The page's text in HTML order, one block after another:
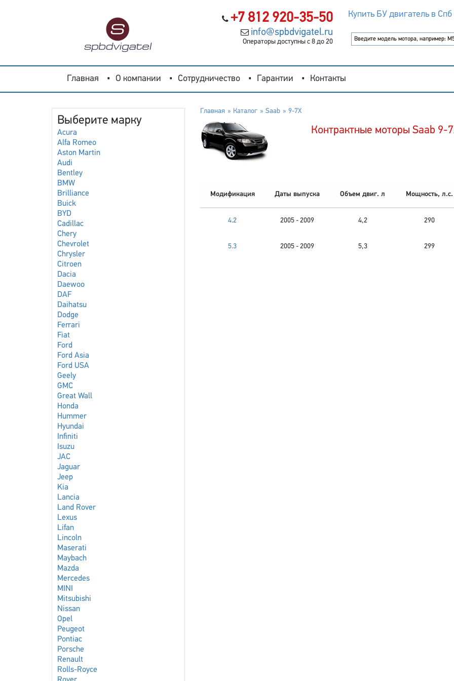
+7 812 920-35-50
info@spbdvigatel.ru
Операторы доступны с 8 до 20
Купить БУ двигатель в Спб
Главная О компании Сотрудничество Гарантии Контакты
Выберите марку
Acura
Alfa Romeo
Aston Martin
Audi
Bentley
BMW
Brilliance
Buick
BYD
Cadillac
Chery
Chevrolet
Chrysler
Citroen
Dacia
Daewoo
DAF
Daihatsu
Dodge
Ferrari
Fiat
Ford
Ford Asia
Ford USA
Geely
GMC
Great Wall
Honda
Hummer
Hyundai
Infiniti
Isuzu
JAC
Jaguar
Jeep
Kia
Lancia
Land Rover
Lexus
Lifan
Lincoln
Maserati
Maybach
Mazda
Mercedes
MINI
Mitsubishi
Nissan
Opel
Peugeot
Pontiac
Porsche
Renault
Rolls-Royce
Главная Каталог Saab 9-7X
Контрактные моторы Saab 9-
Модификация Даты выпуска Объем двиг. л Мощность, л.с.
4.2 2005 - 2009 4,2 290
5.3 2005 - 2009 5,3 299